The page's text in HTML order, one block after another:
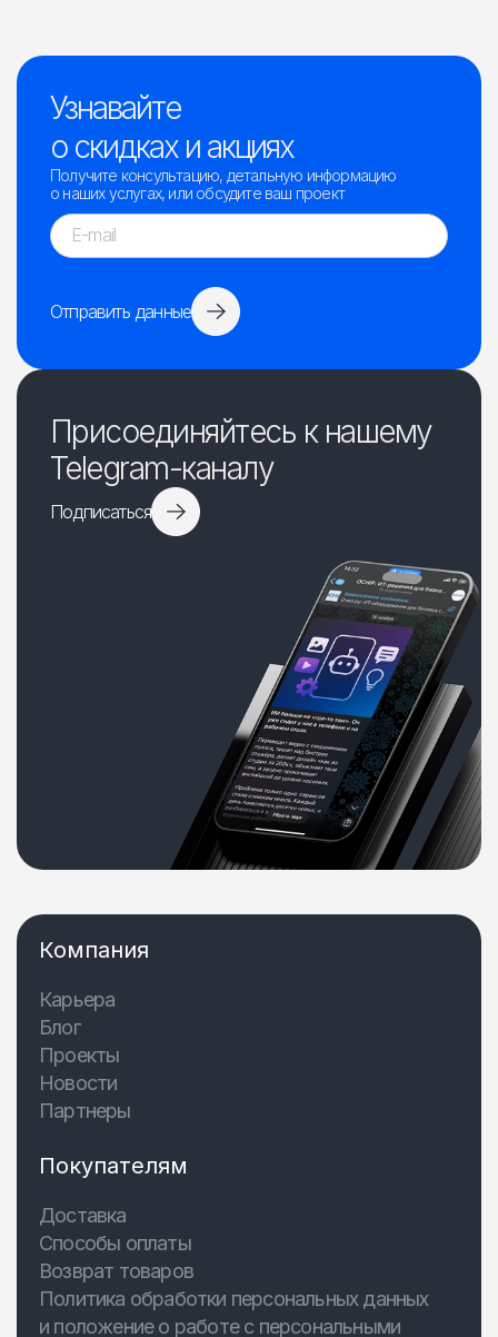
Узнавайте
о скидках и акциях
Получите консультацию, детальную информацию
о наших услугах, или обсудите ваш проект
Отправить данные
Присоединяйтесь к нашему
Telegram-каналу
Подписаться
Компания
Карьера
Блог
Проекты
Новости
Партнеры
Покупателям
Доставка
Способы оплаты
Возврат товаров
Политика обработки персональных данных
и положение о работе с персональными